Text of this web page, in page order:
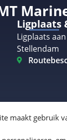
maakt gebruik
Ligplaats
Ligplaats
Stellendam